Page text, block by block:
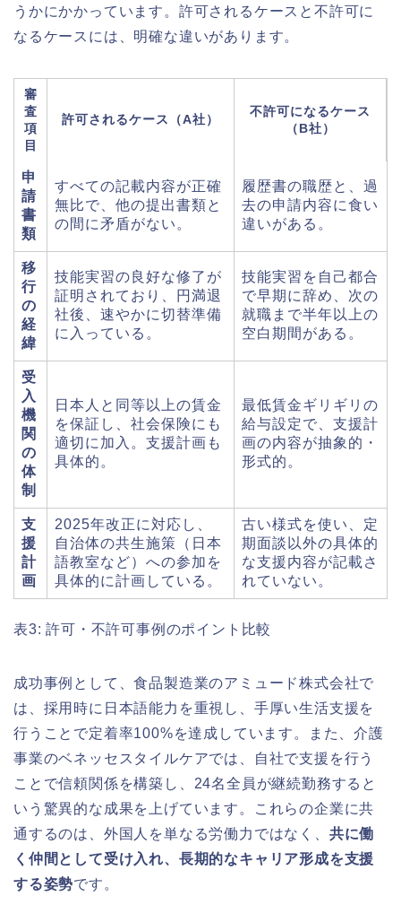
うかにかかっています。許可されるケースと不許可に
なるケースには、明確な違いがあります。
審
査
項
目
許可されるケース（A社）
不許可になるケース
（B社）
申
請
書
類
すべての記載内容が正確
無比で、他の提出書類と
の間に矛盾がない。
履歴書の職歴と、過
去の申請内容に食い
違いがある。
移
行
の
経
緯
技能実習の良好な修了が
証明されており、円満退
社後、速やかに切替準備
に入っている。
技能実習を自己都合
で早期に辞め、次の
就職まで半年以上の
空白期間がある。
受
入
機
関
の
体
制
日本人と同等以上の賃金
を保証し、社会保険にも
適切に加入。支援計画も
具体的。
最低賃金ギリギリの
給与設定で、支援計
画の内容が抽象的・
形式的。
支
援
計
画
2025年改正に対応し、
自治体の共生施策（日本
語教室など）への参加を
具体的に計画している。
古い様式を使い、定
期面談以外の具体的
な支援内容が記載さ
れていない。
表3: 許可・不許可事例のポイント比較
成功事例として、食品製造業のアミュード株式会社で
は、採用時に日本語能力を重視し、手厚い生活支援を
行うことで定着率100%を達成しています。また、介護
事業のベネッセスタイルケアでは、自社で支援を行う
ことで信頼関係を構築し、24名全員が継続勤務すると
いう驚異的な成果を上げています。これらの企業に共
通するのは、外国人を単なる労働力ではなく、 共に働
く仲間として受け入れ、長期的なキャリア形成を支援
する姿勢です。